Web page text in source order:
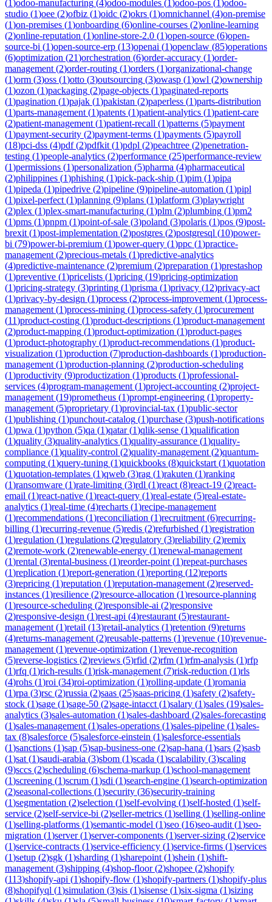
(1)odoo-manufacturing (4)odoo-modules (1)odoo-pos (1)odoo-
studio (1)oee (2)ofbiz (1)oidc (2)okrs (1)omnichannel (4)on-premise
(1)on-premises (1)onboarding (6)online-courses (2)online-learning
(2)online-reputation (1)online-store-2.0 (1)open-source (6)open-
source-bi (1)open-source-erp (13)openai (1)openclaw (85)operations
(6)optimization (21)orchestration (6)order-accuracy (1)order-
management (2)order-routing (1)orders (1)organizational-change
(1)orm (3)oss (1)otto (3)outsourcing (3)owasp (1)owl (2)ownership
(1)ozon (1)packaging (2)page-objects (1)paginated-reports
(1)pagination (1)pajak (1)pakistan (2)paperless (1)parts-distribution
(1)parts-management (1)patents (1)patient-analytics (1)patient-care
(2)patient-management (1)patient-recall (1)patterns (5)payment
(1)payment-security (2)payment-terms (1)payments (5)payroll
(18)pci-dss (4)pdf(2)pdfkit (1)pdpl (2)peachtree (2)penetration-
testing (1)people-analytics (2)performance (25)performance-review
(1)permissions (1)personalization (5)pharma (4)pharmaceutical
(2)philippines (1)phishing (1)pick-pack-ship (1)pim (1)pipa
(1)pipeda (1)pipedrive (2)pipeline (9)pipeline-automation (1)pipl
(1)pixel-perfect (1)planning (9)plans (1)platform (3)playwright
(2)plex (1)plex-smart-manufacturing (1)plm (2)plumbing (1)pm2
(1)pms (1)pnpm (1)point-of-sale (3)poland (3)polaris (1)pos (9)post-
brexit (1)post-implementation (2)postgres (2)postgresql (10)power-
bi (79)power-bi-premium (1)power-query (1)ppc (1)practice-
management (2)precious-metals (1)predictive-analytics
(4)predictive-maintenance (2)premium (2)preparation (1)prestashop
(1)preventive (1)pricelists (1)pricing (19)pricing-optimization
(1)pricing-strategy (3)printing (1)prisma (1)privacy (12)privacy-act
(1)privacy-by-design (1)process (2)process-improvement (1)process-
management (1)process-mining (1)process-safety (1)procurement
(11)product-costing (1)product-descriptions (1)product-management
(2)product-mapping (1)product-optimization (1)product-pages
(1)product-photography (1)product-recommendations (1)product-
visualization (1)production (7)production-dashboards (1)production-
management (1)production-planning (2)production-scheduling
(1)productivity (9)productization (1)products (1)professional-
services (4)program-management (1)project-accounting (2)project-
management (19)prometheus (1)prompt-engineering (1)property-
management (5)proprietary (1)provincial-tax (1)public-sector
(1)publishing (1)punchout-catalog (1)purchase (3)push-notifications
(1)pwa (1)python (5)qa (1)qatar(1)qlik-sense (1)qualification
(1)quality (3)quality-analytics (1)quality-assurance (1)quality-
compliance (1)quality-control (2)quality-management (2)quantum-
computing (1)query-tuning (1)quickbooks (8)quickstart (1)quotation
(1)quotation-templates (1)qweb (3)rag (1)rakuten (1)ranking
(1)ransomware (1)rate-limiting (3)rdl (1)react (8)react-19 (2)react-
email (1)react-native (1)react-query (1)real-estate (5)real-estate-
analytics (1)real-time (4)recharts (1)recipe-management
(1)recommendations (1)reconciliation (1)recruitment (6)recurring-
billing (1)recurring-revenue (5)redis (2)refurbished (1)registration
(1)regulation (1)regulations (2)regulatory (3)reliability (2)remix
(2)remote-work (2)renewable-energy (1)renewal-management
(1)rental (3)rental-business (1)reorder-point (1)repeat-purchases
(1)replication (1)report-generation (1)reporting (12)reports
(3)repricing (1)reputation (1)reputation-management (2)reserved-
instances (1)resilience (2)resource-allocation (1)resource-planning
(1)resource-scheduling (2)responsible-ai (2)responsive
(2)responsive-design (1)rest-api (4)restaurant (5)restaurant-
management (1)retail (13)retail-analytics (1)retention (9)returns
(4)returns-management (2)reusable-patterns (1)revenue (10)revenue-
management (1)revenue-optimization (1)revenue-recognition
(5)reverse-logistics (2)reviews (5)rfid (2)rfm (1)rfm-analysis (1)rfp
(1)rfq (1)rich-results (1)risk-management (7)risk-reduction (1)rls
(4)rohs (1)roi (34)roi-optimization (1)rolling-update (1)romania
(1)rpa (3)rsc (2)russia (2)saas (25)saas-pricing (1)safety (2)safety-
stock (1)sage (1)sage-50 (2)sage-intacct (1)salary (1)sales (19)sales-
analytics (3)sales-automation (1)sales-dashboard (2)sales-forecasting
(1)sales-management (1)sales-operations (1)sales-pipeline (1)sales-
tax (8)salesforce (5)salesforce-einstein (1)salesforce-essentials
(1)sanctions (1)sap (5)sap-business-one (2)sap-hana (1)sars (2)sasb
(1)sat (1)saudi-arabia (3)sbom (1)scada (1)scalability (3)scaling
(9)sccs (2)scheduling (6)schema-markup (1)school-management
(1)screening (1)scrum (1)sdi (1)search-engine (1)search-optimization
(2)seasonal-collections (1)security (36)security-training
(1)segmentation (2)selection (1)self-evolving (1)self-hosted (1)self-
service (2)self-service-bi (2)seller-metrics (1)selling (1)selling-online
(1)selling-platforms (1)semantic-model (1)seo (16)seo-audit (1)seo-
migration (1)server(1)server-components (1)server-sizing (2)service
(1)service-contracts (1)service-efficiency (1)service-firms (1)services
(1)setup (2)sgk (1)sharding (1)sharepoint (1)shein (1)shift-
management (3)shipping (4)shop-floor(2)shopee (2)shopify
(113)shopify-api (1)shopify-flow (1)shopify-partners (1)shopify-plus
(8)shopifyql (1)simulation (3)sis (1)sisense (1)six-sigma (1)sizing